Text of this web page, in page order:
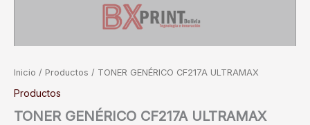
Inicio / Productos / TONER GENÉRICO CF217A ULTRAMAX
Productos
TONER GENÉRICO CF217A ULTRAMAX